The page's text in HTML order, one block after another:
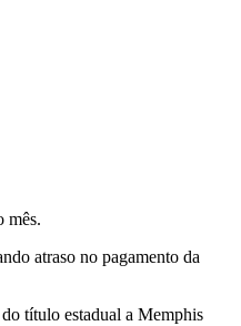
mês.
atraso no pagamento da
título estadual a Memphis